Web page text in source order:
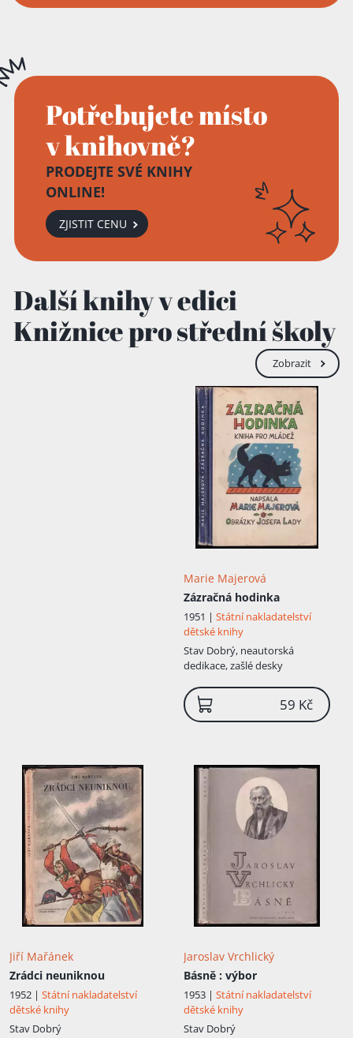
Potřebujete místo
v knihovně?
PRODEJTE SVÉ KNIHY
ONLINE!
ZJISTIT CENU
Další knihy v edici
Knižnice pro střední školy
Zobrazit
Marie Majerová
Zázračná hodinka
1951 | Státní nakladatelství
dětské knihy
Stav Dobrý, neautorská
dedikace, zašlé desky
59 Kč
Jiří Mařánek
Zrádci neuniknou
1952 | Státní nakladatelství
dětské knihy
Stav Dobrý
Jaroslav Vrchlický
Básně : výbor
1953 | Státní nakladatelství
dětské knihy
Stav Dobrý